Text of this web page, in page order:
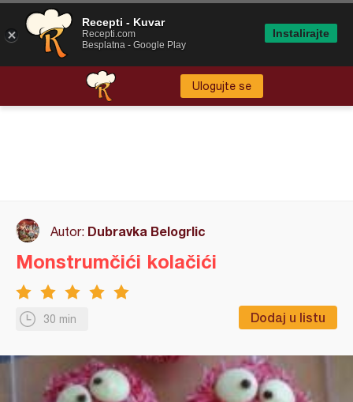
Ulogujte se
Autor: Dubravka Belogrlic
30 min Dodaj u listu
Monstrumčići kolačići
Recepti - Kuvar
Recepti.com
Besplatna - Google Play
Instalirajte